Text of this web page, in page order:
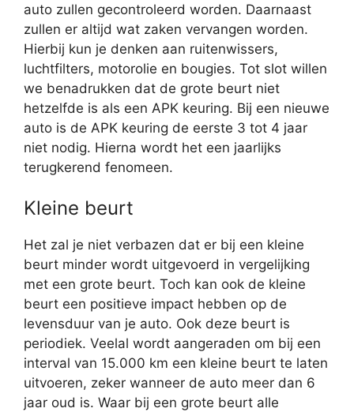
auto zullen gecontroleerd worden. Daarnaast
zullen er altijd wat zaken vervangen worden.
Hierbij kun je denken aan ruitenwissers,
luchtfilters, motorolie en bougies. Tot slot willen
we benadrukken dat de grote beurt niet
hetzelfde is als een APK keuring. Bij een nieuwe
auto is de APK keuring de eerste 3 tot 4 jaar
niet nodig. Hierna wordt het een jaarlijks
terugkerend fenomeen.
Kleine beurt
Het zal je niet verbazen dat er bij een kleine
beurt minder wordt uitgevoerd in vergelijking
met een grote beurt. Toch kan ook de kleine
beurt een positieve impact hebben op de
levensduur van je auto. Ook deze beurt is
periodiek. Veelal wordt aangeraden om bij een
interval van 15.000 km een kleine beurt te laten
uitvoeren, zeker wanneer de auto meer dan 6
jaar oud is. Waar bij een grote beurt alle